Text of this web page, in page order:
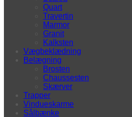
Quart
Travertin
Marmor
Granit
Kalksten
Vægbeklædning
Belægning
Brosten
Chaussesten
Skærver
Trapper
Vindueskarme
Sålbænke